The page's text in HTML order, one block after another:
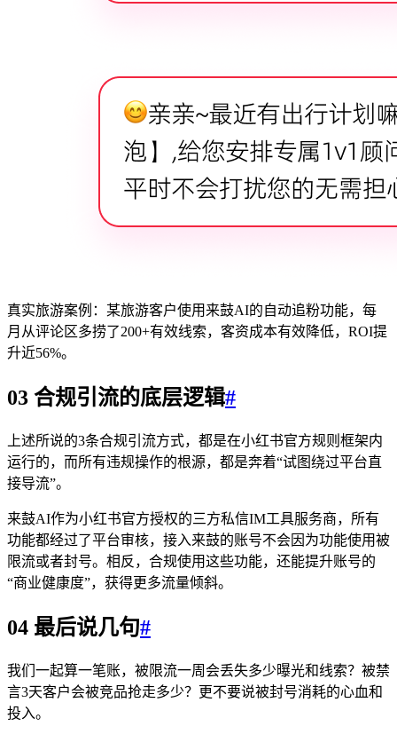
真实旅游案例：某旅游客户使用来鼓AI的自动追粉功能，每
月从评论区多捞了200+有效线索，客资成本有效降低，ROI提
升近56%。
03 合规引流的底层逻辑#
上述所说的3条合规引流方式，都是在小红书官方规则框架内
运行的，而所有违规操作的根源，都是奔着“试图绕过平台直
接导流”。
来鼓AI作为小红书官方授权的三方私信IM工具服务商，所有
功能都经过了平台审核，接入来鼓的账号不会因为功能使用被
限流或者封号。相反，合规使用这些功能，还能提升账号的
“商业健康度”，获得更多流量倾斜。
04 最后说几句#
我们一起算一笔账，被限流一周会丢失多少曝光和线索？被禁
言3天客户会被竞品抢走多少？更不要说被封号消耗的心血和
投入。